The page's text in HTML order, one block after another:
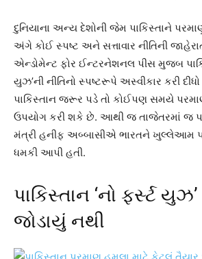
દુનિયાના અન્ય દેશોની જેમ પાકિસ્તાને
અંગે કોઈ સ્પષ્ટ અને સત્તાવાર નીતિની
એન્ડોમેન્ટ ફોર ઈન્ટરનેશનલ પીસ મુજબ
યુઝ’ની નીતિનો સ્પષ્ટરૂપે અસ્વીકાર કરી
પાકિસ્તાન જરૂર પડે તો કોઈપણ સમયે
ઉપયોગ કરી શકે છે. આથી જ તાજેતરમાં જ
મંત્રી હનીફ અબ્બાસીએ ભારતને ખુલ્લેઆમ
ધમકી આપી હતી.
પાકિસ્તાન ‘નો ફર્સ્ટ યુઝ’
જોડાયું નથી